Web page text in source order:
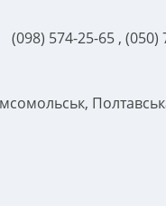
(098) 574-25-65 , (050)